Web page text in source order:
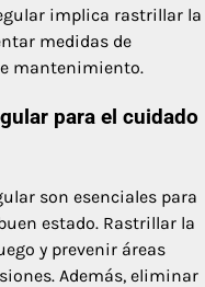
implica rastrillar la
medidas de
mantenimiento.
para el cuidado
son esenciales para
estado. Rastrillar la
y prevenir áreas
Además, eliminar